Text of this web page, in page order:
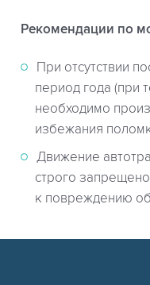
Рекомендации по
При отсутствии
период года (при
необходимо
избежания
Движение
строго
к повреждению